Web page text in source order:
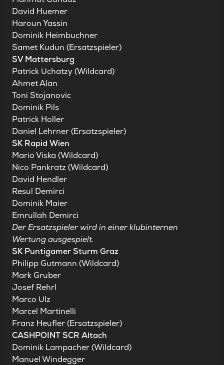
David Huemer
Haroun Yassin
Dominik Heimbuchner
Samet Kudun (Ersatzspieler)
SV Mattersburg
Patrick Uchatzy (Wildcard)
Ahmet Alan
Toni Stojanovic
Dominik Pils
Patrick Holler
Daniel Lehrner (Ersatzspieler)
SK Rapid Wien
Mario Viska (Wildcard)
Nico Pankratz (Wildcard)
David Hendler
Resul Demirci
Dominik Maier
Emrullah Demirci
Der Ersatzspieler wird in einer klubinternen
Wertung ausgespielt.
SK Puntigamer Sturm Graz
Philipp Gutmann (Wildcard)
Mark Gruber
Josef Rehrl
Marco Ulz
Marcel Martinelli
Franz Heufler (Ersatzspieler)
CASHPOINT SCR Altach
Dominik Lampacher (Wildcard)
Manuel Windegger